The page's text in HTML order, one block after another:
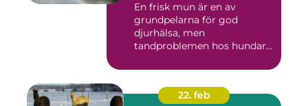
En frisk mun är en av
grundpelarna för god
djurhälsa, men
tandproblemen hos hundar
22. feb